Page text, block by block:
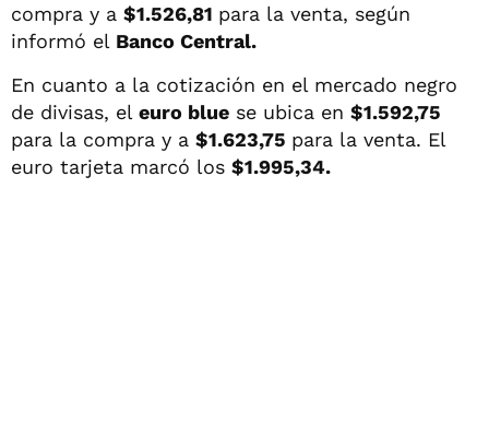
compra y a $1.526,81 para la venta, según
informó el Banco Central.
En cuanto a la cotización en el mercado negro
de divisas, el euro blue se ubica en $1.592,75
para la compra y a $1.623,75 para la venta. El
euro tarjeta marcó los $1.995,34.